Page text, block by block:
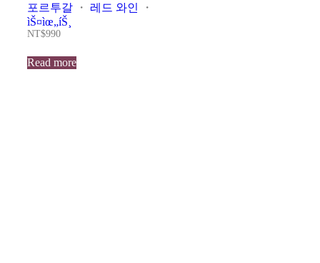
포르투갈 ・ 레드 와인
・
ìŠ¤ìœ„íŠ¸
NT$990
Read more